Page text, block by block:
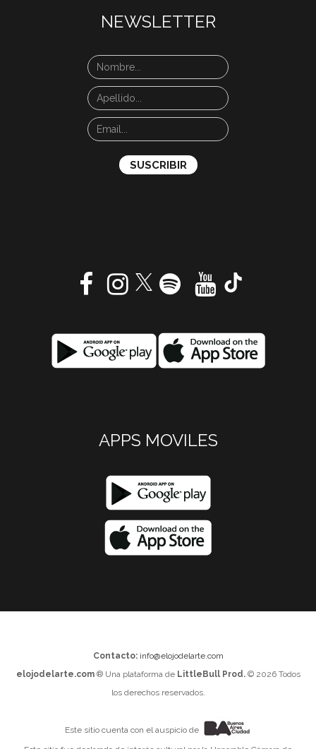
NEWSLETTER
APPS MOVILES
Contacto: info@elojodelarte.com
elojodelarte.com® Una plataforma de LittleBull Prod.© 2026 Todos
los derechos reservados.
Este sitio cuenta con el auspicio de